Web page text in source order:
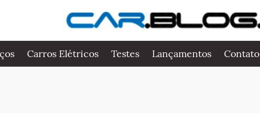
Carros Elétricos Testes Lançamentos Contato